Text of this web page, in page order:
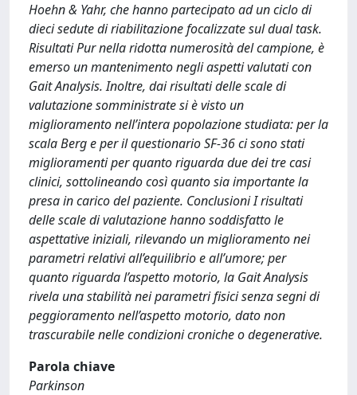
Hoehn & Yahr, che hanno partecipato ad un ciclo di
dieci sedute di riabilitazione focalizzate sul dual task.
Risultati Pur nella ridotta numerosità del campione, è
emerso un mantenimento negli aspetti valutati con
Gait Analysis. Inoltre, dai risultati delle scale di
valutazione somministrate si è visto un
miglioramento nell’intera popolazione studiata: per la
scala Berg e per il questionario SF-36 ci sono stati
miglioramenti per quanto riguarda due dei tre casi
clinici, sottolineando così quanto sia importante la
presa in carico del paziente. Conclusioni I risultati
delle scale di valutazione hanno soddisfatto le
aspettative iniziali, rilevando un miglioramento nei
parametri relativi all’equilibrio e all’umore; per
quanto riguarda l’aspetto motorio, la Gait Analysis
rivela una stabilità nei parametri fisici senza segni di
peggioramento nell’aspetto motorio, dato non
trascurabile nelle condizioni croniche o degenerative.
Parola chiave
Parkinson